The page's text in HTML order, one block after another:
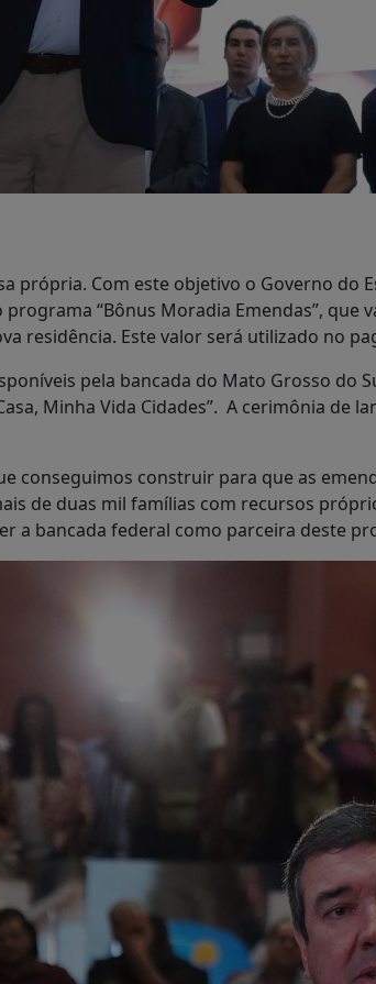
própria. Com este objetivo o Governo do
programa “Bônus Moradia Emendas”,
residência. Este valor será utilizado no
pela bancada do Mato Grosso do
Minha Vida Cidades”. A cerimônia de
conseguimos construir para que as
de duas mil famílias com recursos
a bancada federal como parceira deste